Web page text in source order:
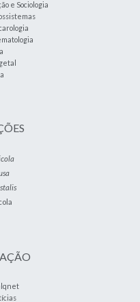
e Sociologia